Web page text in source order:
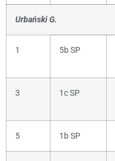
Urbański G.
1 5b SP
3 1c SP
5 1b SP